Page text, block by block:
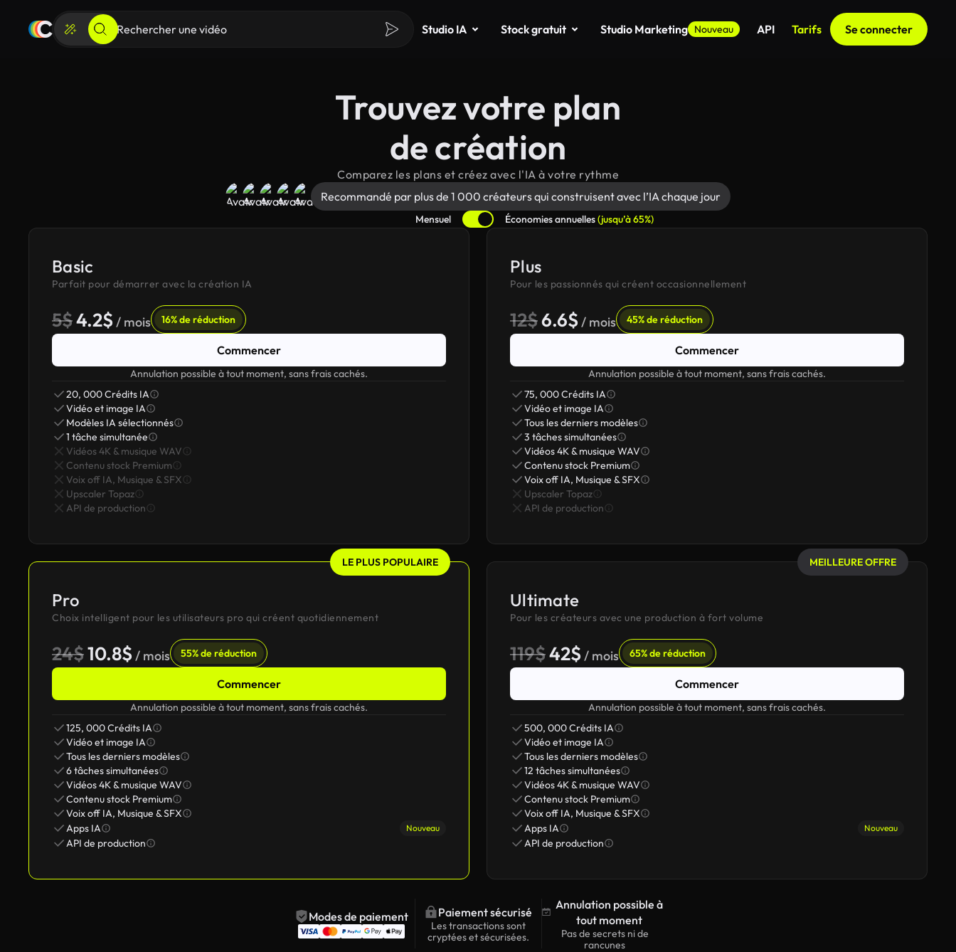
Studio IA Stock gratuit Studio Marketing Nouveau API Tarifs Se connecter
Trouvez votre plan
de création
Comparez les plans et créez avec l'IA à votre rythme
Recommandé par plus de 1 000 créateurs qui construisent avec l’IA chaque jour
Mensuel Économies annuelles(jusqu’à 65%)
Basic
Parfait pour démarrer avec la création IA
5$4.2$ / mois 16% de réduction
Commencer
Annulation possible à tout moment, sans frais cachés.
20, 000 Crédits IA
Vidéo et image IA
Modèles IA sélectionnés
1 tâche simultanée
Vidéos 4K & musique WAV
Contenu stock Premium
Voix off IA, Musique & SFX
Upscaler Topaz
API de production
Plus
Pour les passionnés qui créent occasionnellement
12$6.6$ / mois 45% de réduction
Commencer
Annulation possible à tout moment, sans frais cachés.
75, 000 Crédits IA
Vidéo et image IA
Tous les derniers modèles
3 tâches simultanées
Vidéos 4K & musique WAV
Contenu stock Premium
Voix off IA, Musique & SFX
Upscaler Topaz
API de production
LE PLUS POPULAIRE
Pro
Choix intelligent pour les utilisateurs pro qui créent quotidiennement
24$10.8$ / mois 55% de réduction
Commencer
Annulation possible à tout moment, sans frais cachés.
125, 000 Crédits IA
Vidéo et image IA
Tous les derniers modèles
6 tâches simultanées
Vidéos 4K & musique WAV
Contenu stock Premium
Voix off IA, Musique & SFX
Apps IA
Nouveau
API de production
MEILLEURE OFFRE
Ultimate
Pour les créateurs avec une production à fort volume
119$42$ / mois 65% de réduction
Commencer
Annulation possible à tout moment, sans frais cachés.
500, 000 Crédits IA
Vidéo et image IA
Tous les derniers modèles
12 tâches simultanées
Vidéos 4K & musique WAV
Contenu stock Premium
Voix off IA, Musique & SFX
Apps IA
Nouveau
API de production
Modes de paiement Paiement sécurisé
Les transactions sont
cryptées et sécurisées.
Annulation possible à
tout moment
Pas de secrets ni de
rancunes